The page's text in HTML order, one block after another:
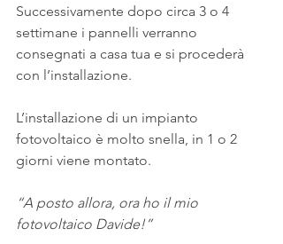
Successivamente dopo circa 3 o 4
settimane i pannelli verranno
consegnati a casa tua e si procederà
con l’installazione.
L’installazione di un impianto
fotovoltaico è molto snella, in 1 o 2
giorni viene montato.
“A posto allora, ora ho il mio
fotovoltaico Davide!”